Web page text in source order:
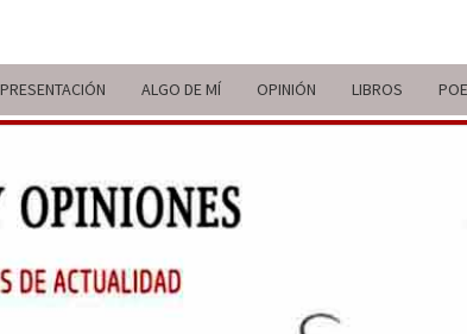
PRESENTACIÓN ALGO DE MÍ OPINIÓN LIBROS